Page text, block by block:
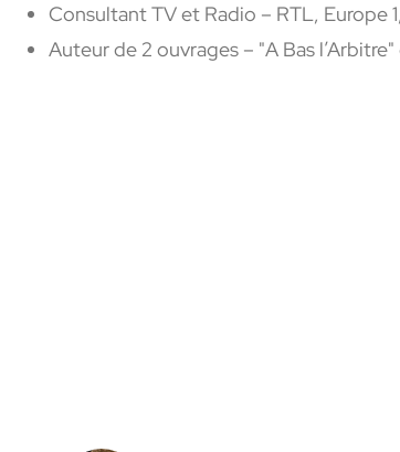
Consultant TV et Radio – RTL, Europe
Auteur de 2 ouvrages – "A Bas